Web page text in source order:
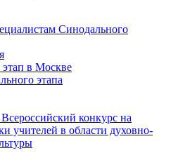
Синодального
в Москве
этапа
конкурс на
учителей в области духовно-